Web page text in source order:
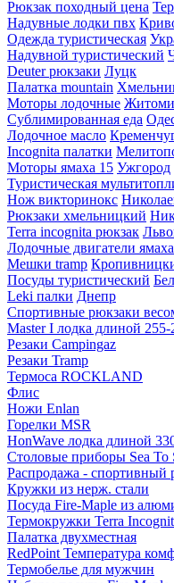
Рюкзак походный цена
Надувные лодки пвх
Одежда туристическая
Надувной туристический
Deuter рюкзаки Луцк
Палатка mountain
Моторы лодочные
Сублимированная еда
Лодочное масло
Incognita палатки
Моторы ямаха 15 Ужгород
Туристическая
Нож викторинокс
Рюкзаки хмельницкий
Terra incognita рюкзак
Лодочные двигатели ямаха
Мешки tramp
Посуды туристический
Leki палки Днепр
Спортивные рюкзаки
Master I лодка длиной 255-
Резаки Campingaz
Резаки Tramp
Термоса ROCKLAND
Флис
Ножи Enlan
Горелки MSR
HonWave лодка длиной
Столовые приборы Sea To
Распродажа - спортивный
Кружки из нерж. стали
Посуда Fire-Maple из
Термокружки Terra
Палатка двухместная
RedPoint Температура
Термобелье для мужчин